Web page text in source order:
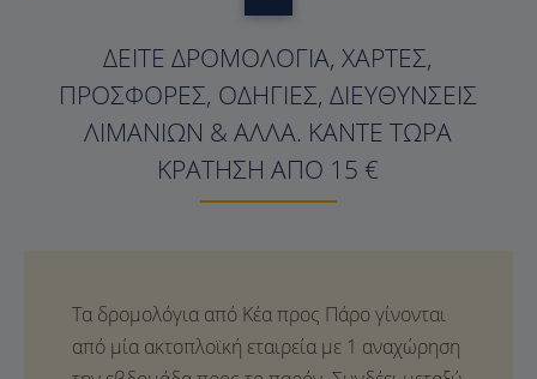
?>
ΔΕΊΤΕ ΔΡΟΜΟΛΌΓΙΑ, ΧΆΡΤΕΣ,
ΠΡΟΣΦΟΡΈΣ, ΟΔΗΓΊΕΣ, ΔΙΕΥΘΎΝΣΕΙΣ
ΛΙΜΑΝΙΏΝ & ΆΛΛΑ. ΚΆΝΤΕ ΤΏΡΑ
ΚΡΆΤΗΣΗ ΑΠΌ 15 €